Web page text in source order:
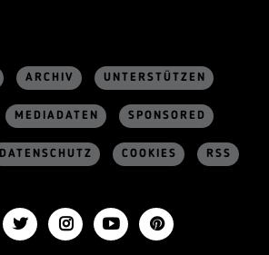
ARCHIV UNTERSTÜTZEN
MEDIADATEN SPONSORED
DATENSCHUTZ COOKIES RSS